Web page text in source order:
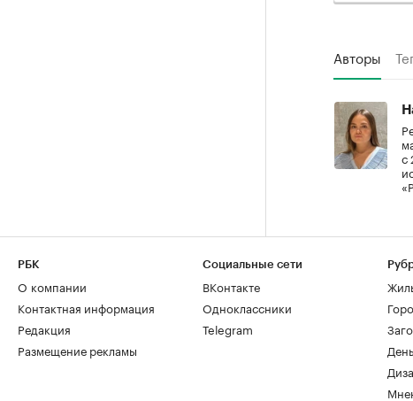
Авторы
с
РБК
О компании
Контактная информация
Редакция
Размещение рекламы
Социальные сети
ВКонтакте
Одноклассники
Telegram